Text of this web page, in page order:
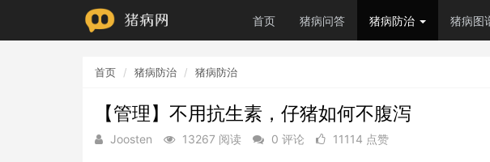
首页 猪病问答 猪病防治 猪病图
首页 猪病防治 猪病防治
【管理】不用抗生素，仔猪如何不腹泻
Joosten 13267 阅读 0 评论 11114 点赞